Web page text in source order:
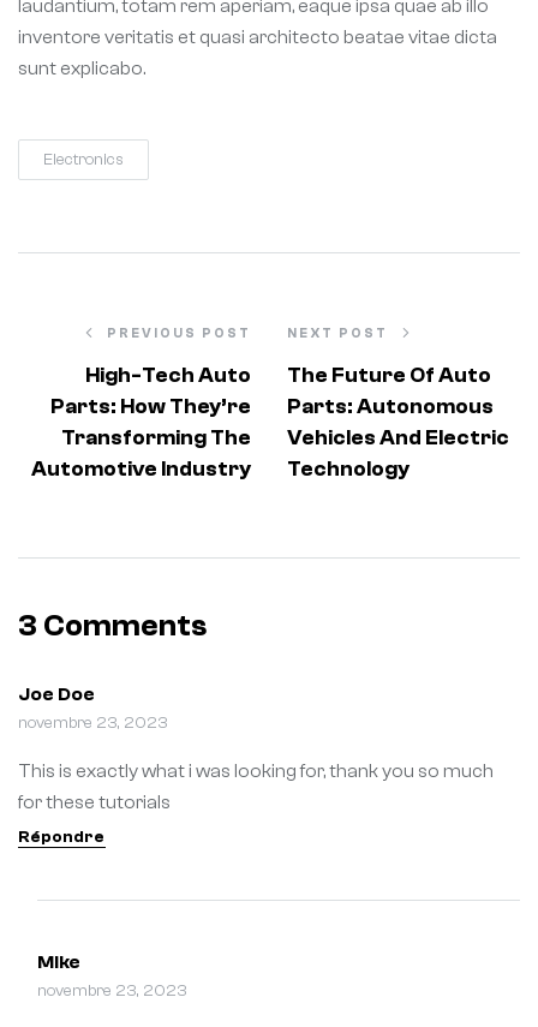
laudantium, totam rem aperiam, eaque ipsa quae ab illo
inventore veritatis et quasi architecto beatae vitae dicta
sunt explicabo.
Electronics
PREVIOUS POST
High-Tech Auto
Parts: How They’re
Transforming The
Automotive Industry
NEXT POST
The Future Of Auto
Parts: Autonomous
Vehicles And Electric
Technology
3 Comments
Joe Doe
novembre 23, 2023
This is exactly what i was looking for, thank you so much
for these tutorials
Répondre
Mike
novembre 23, 2023